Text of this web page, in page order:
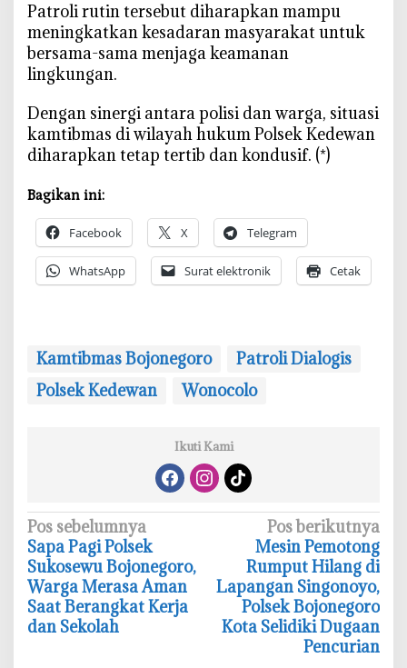
D
i
h
b
a
u
K
a
m
m
a
o
j
o
n
‎Patroli rutin tersebut diharapkan mampu
meningkatkan kesadaran masyarakat untuk
bersama-sama menjaga keamanan
lingkungan.
‎Dengan sinergi antara polisi dan warga, situasi
kamtibmas di wilayah hukum Polsek Kedewan
diharapkan tetap tertib dan kondusif. (*)
Bagikan ini:
Facebook X Telegram
WhatsApp Surat elektronik Cetak
Kamtibmas Bojonegoro
Patroli Dialogis
Polsek Kedewan
Wonocolo
Ikuti Kami
N
a
v
i
g
Pos sebelumnya
‎Sapa Pagi Polsek
Sukosewu Bojonegoro,
Warga Merasa Aman
Saat Berangkat Kerja
dan Sekolah
Pos berikutnya
‎Mesin Pemotong
Rumput Hilang di
Lapangan Singonoyo,
Polsek Bojonegoro
Kota Selidiki Dugaan
Pencurian